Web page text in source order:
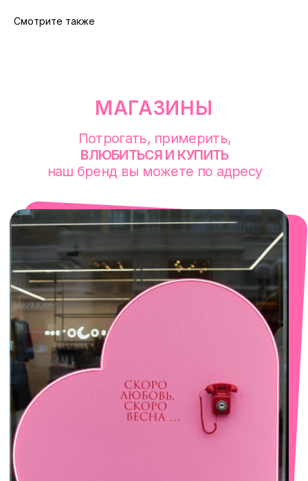
Смотрите также
Екатеринбург
Сакко и Ванцетти, 99
+7 (922) 030-63-11
смотреть в Яндекс. Картах
смотреть в Яндекс. Картах